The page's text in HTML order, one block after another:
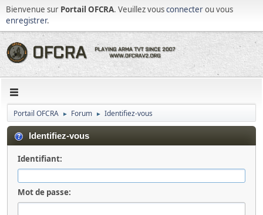
Bienvenue sur Portail OFCRA. Veuillez vousconnecterou vous
enregistrer.
Portail OFCRA ► Forum ► Identifiez-vous
Identifiez-vous
Identifiant:
Mot de passe: